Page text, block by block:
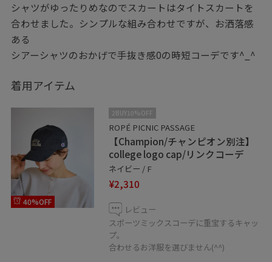
シャツがゆったりめなのでスカートはタイトスカートを
合わせました。シンプルな組み合わせですが、お洒落感
ある
シアーシャツのおかげで手抜き感0の時短コーデです^_^
着用アイテム
40%OFF
2BUY10%OFF
ROPÉ PICNIC PASSAGE
【Champion/チャンピオン別注】
college logo cap/リンクコーデ
ネイビー / F
¥2,310
レビュー
スポーツミックスコーデに重宝するキャッ
プ。
合わせるお洋服を選びません(^^)